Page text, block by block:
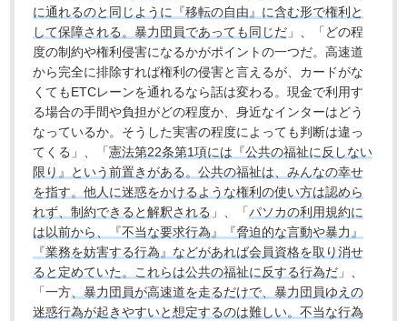
に通れるのと同じように『移転の自由』に含む形で権利と
して保障される。暴力団員であっても同じだ 」、「どの程
度の制約や権利侵害になるかがポイントの一つだ。高速道
から完全に排除すれば権利の侵害と言えるが、カードがな
くてもETCレーンを通れるなら話は変わる。現金で利用す
る場合の手間や負担がどの程度か、身近なインターはどう
なっているか。そうした実害の程度によっても判断は違っ
てくる」、「憲法第22条第1項には『公共の福祉に反しない
限り』という前置きがある。公共の福祉は、みんなの幸せ
を指す。他人に迷惑をかけるような権利の使い方は認めら
れず、制約できると解釈される 」、「パソカの利用規約に
は以前から、『不当な要求行為』『脅迫的な言動や暴力』
『業務を妨害する行為』などがあれば会員資格を取り消せ
ると定めていた。これらは公共の福祉に反する行為だ 」、
「一方 、暴力団員が高速道を走るだけで、暴力団員ゆえの
迷惑行為が起きやすいと想定するのは難しい。不当な行為